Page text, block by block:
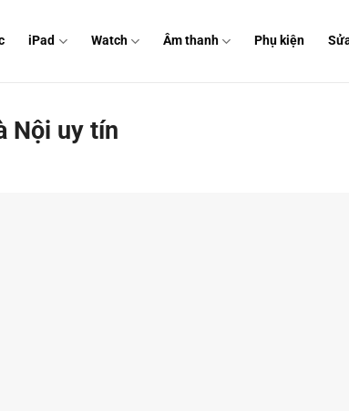
iPad Watch Âm thanh Phụ kiện
Nội uy tín